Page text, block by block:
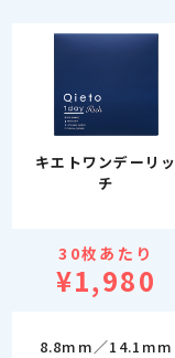
キエトワンデーリッ
チ
30枚あたり
¥1,980
8.8mm／14.1mm